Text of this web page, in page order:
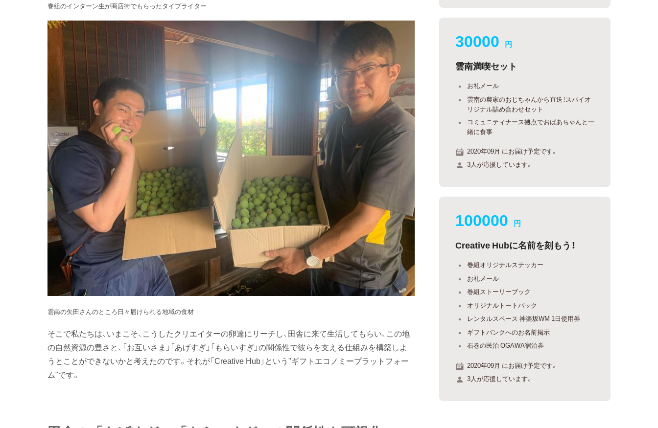
巻組のインターン生が商店街でもらったタイプライター
雲南の矢田さんのところ日々届けられる地域の食材
そこで私たちは、いまこそ、こうしたクリエイターの卵達にリーチし、田舎に来て生活してもらい、この地
の自然資源の豊さと、「お互いさま」「あげすぎ」「もらいすぎ」の関係性で彼らを支える仕組みを構築しよ
うとことができないかと考えたのです。それが「Creative Hub」という"ギフトエコノミープラットフォー
ム"です。
30000 円
雲南満喫セット
お礼メール
雲南の農家のおじちゃんから直送！スパイオ
リジナル詰め合わせセット
コミュニティナース拠点でおばあちゃんと一
緒に食事
2020年09月 にお届け予定です。
3人が応援しています。
100000 円
Creative Hubに名前を刻もう！
巻組オリジナルステッカー
お礼メール
巻組ストーリーブック
オリジナルトートバック
レンタルスペース 神楽坂WM 1日使用券
ギフトバンクへのお名前掲示
石巻の民泊 OGAWA宿泊券
2020年09月 にお届け予定です。
3人が応援しています。